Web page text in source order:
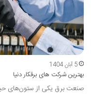
5 آبان 1404
بهترین شرکت های برقکار دنیا
صنعت برق یکی از ستون‌های